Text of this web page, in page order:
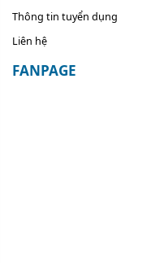
Thông tin tuyển dụng
Liên hệ
FANPAGE